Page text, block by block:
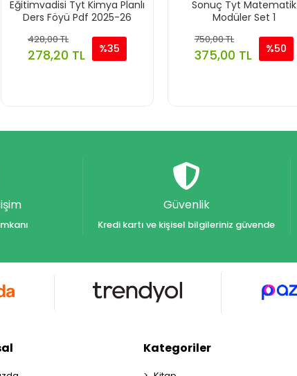
Eğitimvadisi Tyt Kimya Planlı
Ders Föyü Pdf 2025-26
428,00 TL
278,20 TL %35
Sonuç Tyt Matematik
Modüler Set 1
750,00 TL
375,00 TL %50
Güvenlik
Kredi kartı ve kişisel bilgileriniz güvende
Kategoriler